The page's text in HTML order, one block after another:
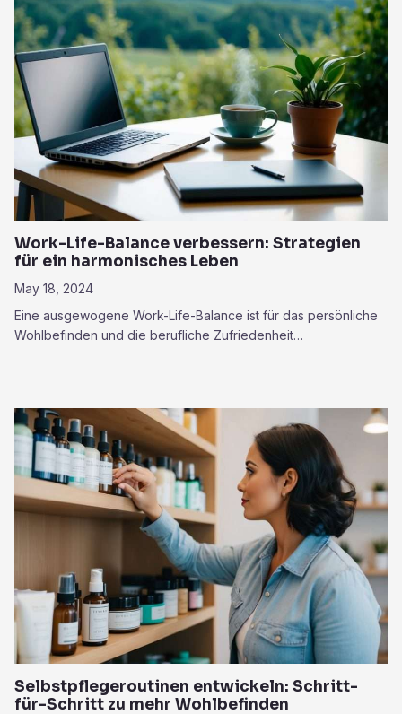
Work-Life-Balance verbessern: Strategien
für ein harmonisches Leben
May 18, 2024
Eine ausgewogene Work-Life-Balance ist für das persönliche
Wohlbefinden und die berufliche Zufriedenheit…
Selbstpflegeroutinen entwickeln: Schritt-
für-Schritt zu mehr Wohlbefinden